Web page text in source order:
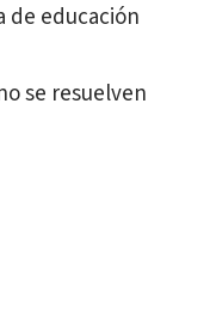
de educación
se resuelven